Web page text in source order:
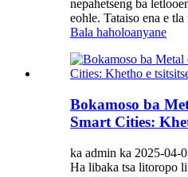
nepahetseng ba
eohle. Tataiso ena e tla
Bala haholoanyane
Bokamoso ba
Smart Cities:
ka admin ka 2025-04-
Ha libaka tsa litoropo